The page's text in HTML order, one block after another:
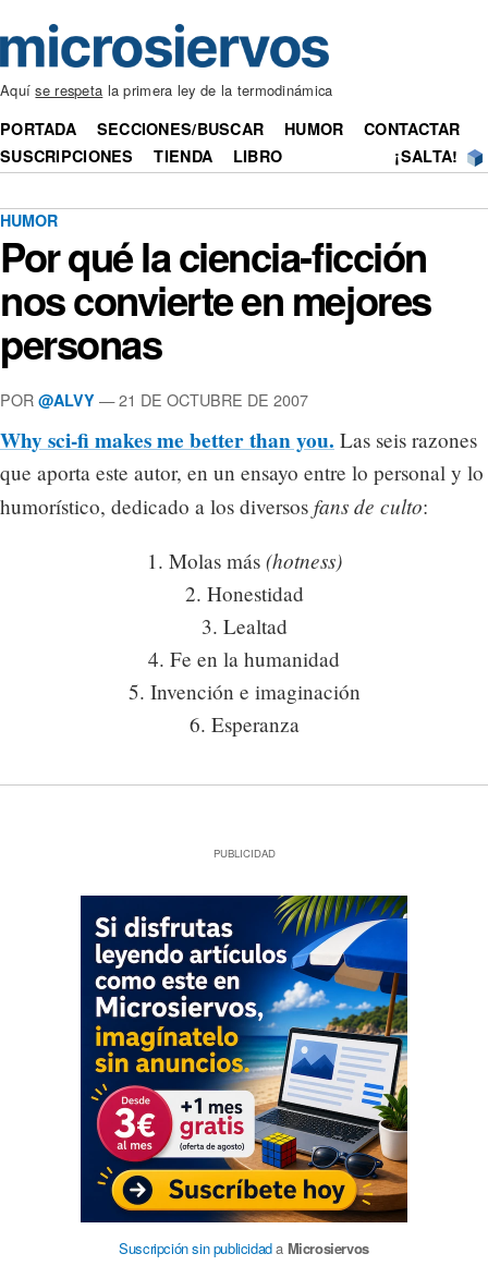
Aquíse respeta la primera ley de la termodinámica
PORTADA SECCIONES/BUSCAR HUMOR
CONTACTAR
SUSCRIPCIONES
TIENDA LIBRO ¡SALTA!
HUMOR
Por qué la ciencia-ficción
nos convierte en mejores
personas
POR @ALVY — 21 DE OCTUBRE DE 2007
Why sci-fi makes me better than you. Las seis razones
que aporta este autor, en un ensayo entre lo personal y lo
humorístico, dedicado a los diversos fans de culto:
1. Molas más (hotness)
2. Honestidad
3. Lealtad
4. Fe en la humanidad
5. Invención e imaginación
6. Esperanza
PUBLICIDAD
Suscripción sin publicidada Microsiervos